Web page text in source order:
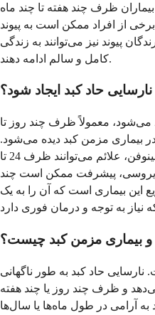
ظرف چند هفته تا چند ماه
از افراد ممکن است به پیوند
پیوند نیز می‌توانند به زندگی
کامل و سالم ادامه دهند.
حاد کبد ایجاد شود؟
می‌شود، معمولاً ظرف چند روز تا
در بیماری مزمن کبد دیده می‌شود.
در موارد مصرف بیش از حد استامینوفن، علائم می‌توانند ظرف 24 تا
ویروسی، پیشرفت ممکن است چند
بیماری است که آن را به یک
و بیماری مزمن کبد چیست؟
حاد کبد به طور ناگهانی
و ظرف چند روز یا چند هفته
آرامی در طول ماه‌ها یا سال‌ها